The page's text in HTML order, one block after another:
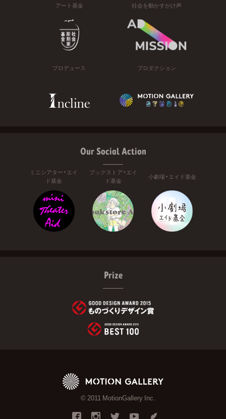
アート基金 社会を動かすかけ声
プロデュース プロダクション
Our Social Action
ミニシアター・エイ
ド基金
ブックストア・エイ
ド基金
小劇場・エイド基金
Prize
© 2011 MotionGallery Inc.